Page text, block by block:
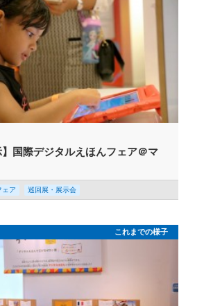
】国際デジタルえほんフェア＠マ
ェア 巡回展・展示会
これまでの様子